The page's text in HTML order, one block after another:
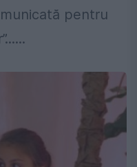
pentru